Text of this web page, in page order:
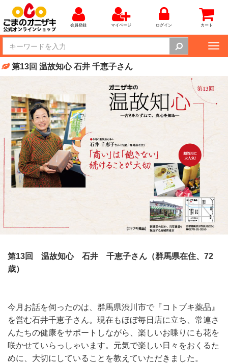
会員登録 マイページ ログイン カート
第13回 温故知心 石井 千恵子さん
第13回 温故知心 石井 千恵子さん（群馬県在住、72
歳）
今月お話を伺ったのは、群馬県渋川市で『コトブキ薬品』
を営む石井千恵子さん。現在もほぼ毎日店に立ち、常連さ
んたちの健康をサポートしながら、楽しいお喋りにも花を
咲かせていらっしゃいます。元気で楽しい日々をおくるた
めに、大切にしていることを教えていただきました。